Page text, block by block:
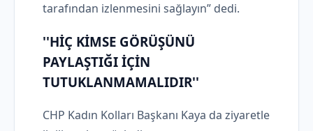
tarafından izlenmesini sağlayın” dedi.
''HİÇ KİMSE GÖRÜŞÜNÜ
PAYLAŞTIĞI İÇİN
TUTUKLANMAMALIDIR''
CHP Kadın Kolları Başkanı Kaya da ziyaretle